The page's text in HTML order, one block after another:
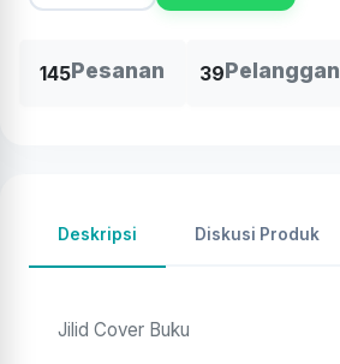
145Pesanan 39Pelanggan
Deskripsi Diskusi Produk
Jilid Cover Buku